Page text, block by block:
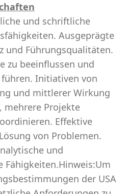
und schriftliche
Ausgeprägte
und Führungsqualitäten.
zu beeinflussen und
führen. Initiativen von
und mittlerer Wirkung
mehrere Projekte
Effektive
von Problemen.
und
Fähigkeiten.Hinweis:Um
der USA